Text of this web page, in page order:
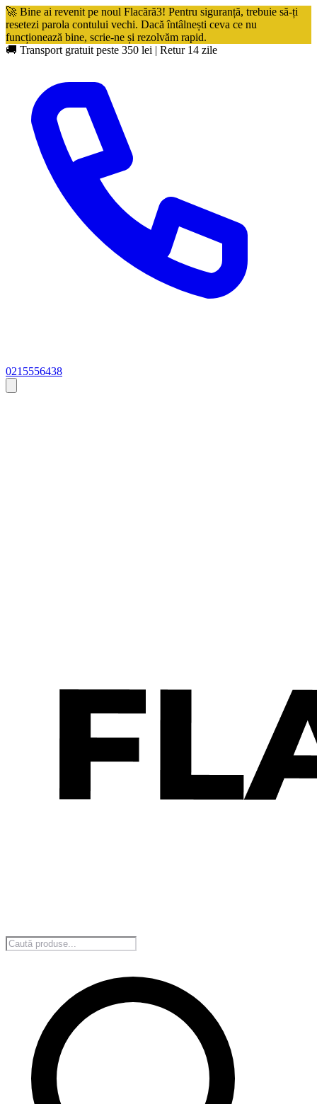
🚀 Bine ai revenit pe noul Flacără3! Pentru siguranță, trebuie să-ți
resetezi parola contului vechi. Dacă întâlnești ceva ce nu
funcționează bine, scrie-ne și rezolvăm rapid.
🚚 Transport gratuit peste 350 lei | Retur 14 zile
0215556438